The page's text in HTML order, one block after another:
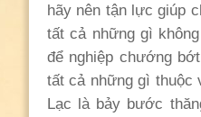
hãy nên tận lực giúp
tất cả những gì
để nghiệp chướng
tất cả những gì thuộc
Lạc là bảy bước